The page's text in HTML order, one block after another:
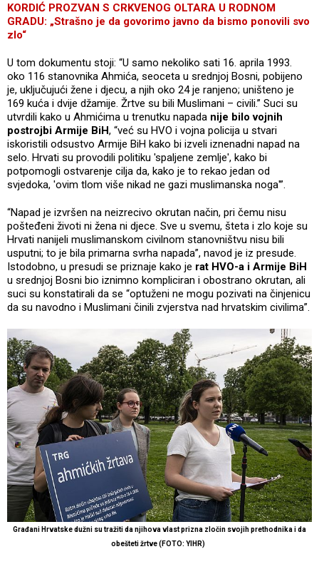
KORDIĆ PROZVAN S CRKVENOG OLTARA U RODNOM
GRADU: „Strašno je da govorimo javno da bismo ponovili svo
zlo“
U tom dokumentu stoji: “U samo nekoliko sati 16. aprila 1993.
oko 116 stanovnika Ahmića, seoceta u srednjoj Bosni, pobijeno
je, uključujući žene i djecu, a njih oko 24 je ranjeno; uništeno je
169 kuća i dvije džamije. Žrtve su bili Muslimani – civili.” Suci su
utvrdili kako u Ahmićima u trenutku napada nije bilo vojnih
postrojbi Armije BiH, “već su HVO i vojna policija u stvari
iskoristili odsustvo Armije BiH kako bi izveli iznenadni napad na
selo. Hrvati su provodili politiku 'spaljene zemlje', kako bi
potpomogli ostvarenje cilja da, kako je to rekao jedan od
svjedoka, 'ovim tlom više nikad ne gazi muslimanska noga'”.
“Napad je izvršen na neizrecivo okrutan način, pri čemu nisu
pošteđeni životi ni žena ni djece. Sve u svemu, šteta i zlo koje su
Hrvati nanijeli muslimanskom civilnom stanovništvu nisu bili
usputni; to je bila primarna svrha napada”, navod je iz presude.
Istodobno, u presudi se priznaje kako je rat HVO-a i Armije BiH
u srednjoj Bosni bio iznimno kompliciran i obostrano okrutan, ali
suci su konstatirali da se “optuženi ne mogu pozivati na činjenicu
da su navodno i Muslimani činili zvjerstva nad hrvatskim civilima”.
Građani Hrvatske dužni su tražiti da njihova vlast prizna zločin svojih prethodnika i da
obešteti žrtve (FOTO: YIHR)